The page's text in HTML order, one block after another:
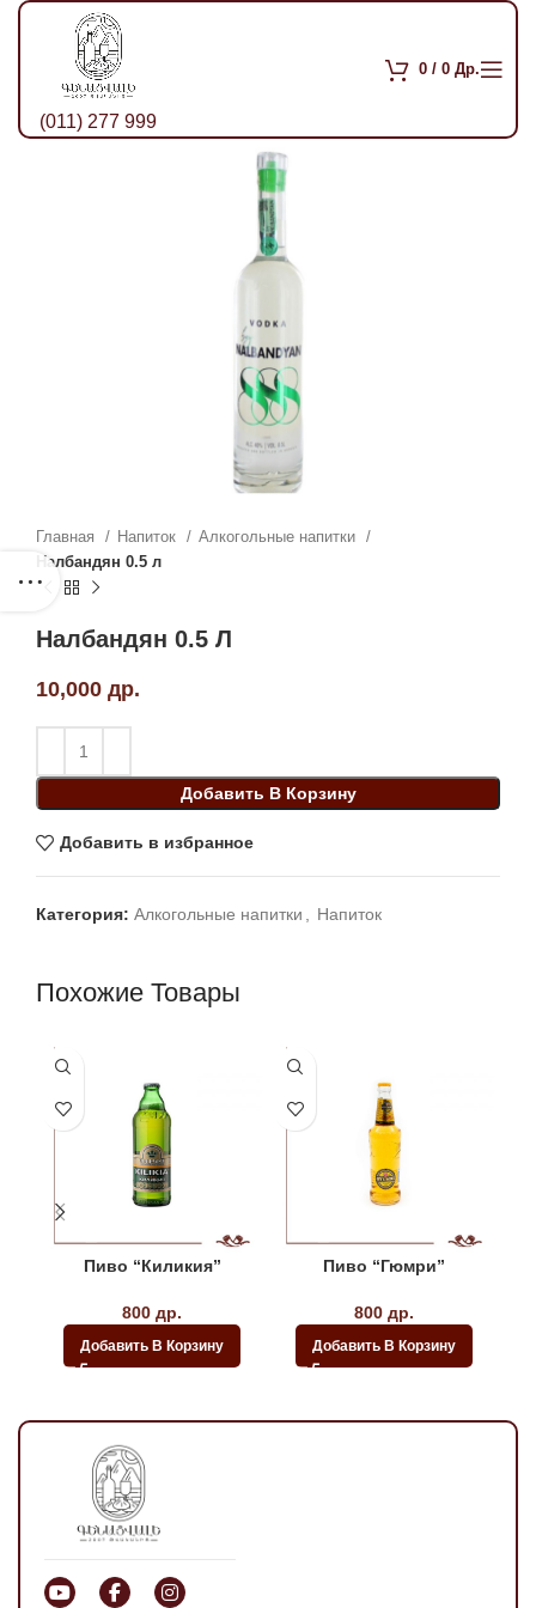
(011) 277 999
0 / 0 Др.
Главная Напиток
Алкогольные напитки
Налбандян 0.5 л
Налбандян 0.5 Л
10,000 др.
Добавить В Корзину
Добавить в избранное
Категория: Алкогольные напитки Напиток
Похожие Товары
Пиво “Киликия”
800 др.
Добавить В Корзину
Пиво “Гюмри”
800 др.
Добавить В Корзину